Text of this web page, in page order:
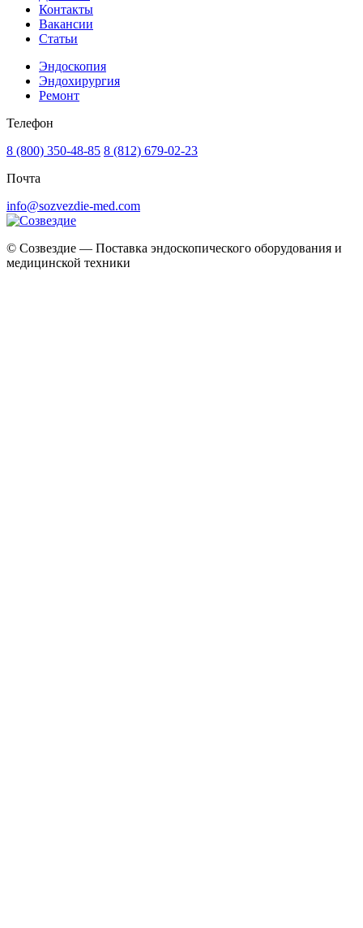
Контакты
Вакансии
Статьи
Эндоскопия
Эндохирургия
Ремонт
Телефон
8 (800) 350-48-85 8 (812) 679-02-23
Почта
info@sozvezdie-med.com
© Созвездие — Поставка эндоскопического оборудования и
медицинской техники